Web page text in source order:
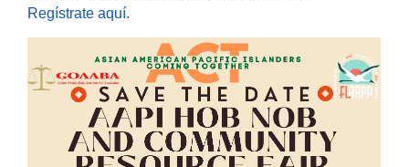
Regístrate aquí.